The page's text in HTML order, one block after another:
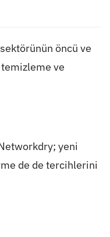
öncü ve
ve
yeni
de de tercihlerini